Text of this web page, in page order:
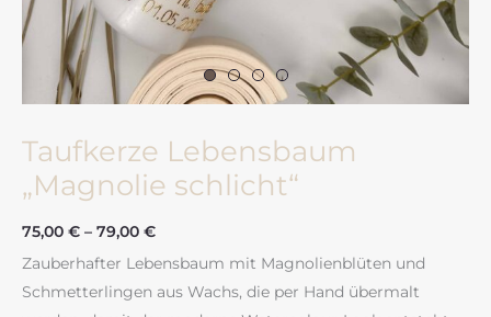
Taufkerze Lebensbaum
„Magnolie schlicht“
75,00 € – 79,00 €
Zauberhafter Lebensbaum mit Magnolienblüten und
Schmetterlingen aus Wachs, die per Hand übermalt